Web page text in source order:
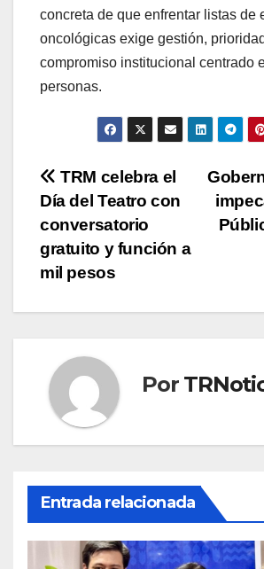
concreta de que enfrentar listas de
oncológicas exige gestión,
compromiso institucional centrado
personas.
Navegación
de
entradas
TRM celebra el
Día del Teatro con
conversatorio
gratuito y función a
mil pesos
Por
Entrada relacionada